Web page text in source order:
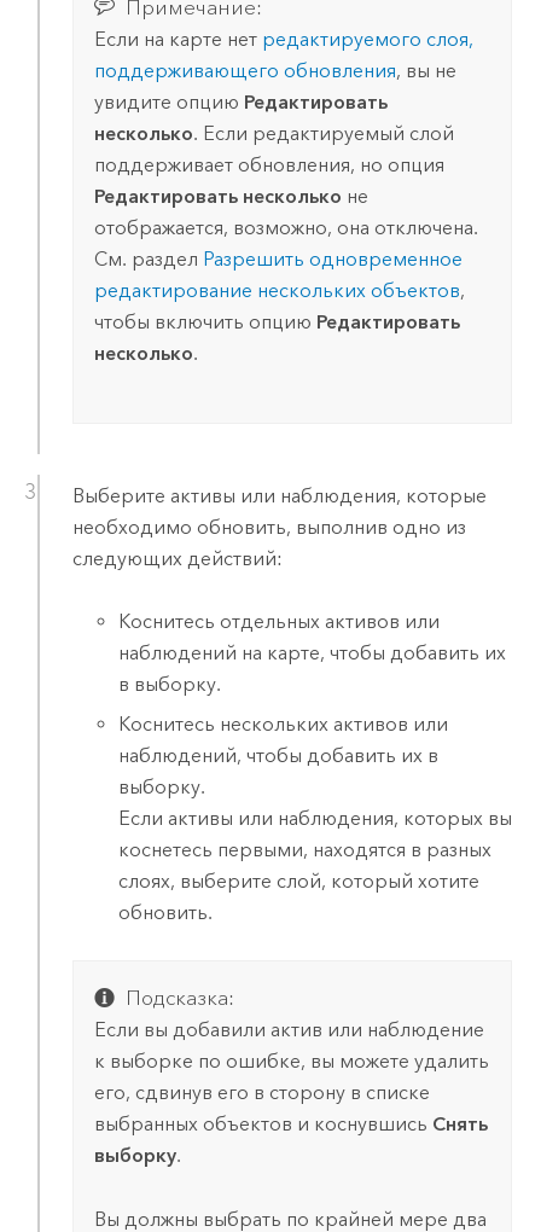
Примечание:
Если на карте нет редактируемого слоя,
поддерживающего обновления, вы не
увидите опцию Редактировать
несколько. Если редактируемый слой
поддерживает обновления, но опция
Редактировать несколько не
отображается, возможно, она отключена.
См. раздел Разрешить одновременное
редактирование нескольких объектов,
чтобы включить опцию Редактировать
несколько.
Выберите активы или наблюдения, которые
необходимо обновить, выполнив одно из
следующих действий:
Коснитесь отдельных активов или
наблюдений на карте, чтобы добавить их
в выборку.
Коснитесь нескольких активов или
наблюдений, чтобы добавить их в
выборку.
Если активы или наблюдения, которых вы
коснетесь первыми, находятся в разных
слоях, выберите слой, который хотите
обновить.
Подсказка:
Если вы добавили актив или наблюдение
к выборке по ошибке, вы можете удалить
его, сдвинув его в сторону в списке
выбранных объектов и коснувшись Снять
выборку.
Вы должны выбрать по крайней мере два